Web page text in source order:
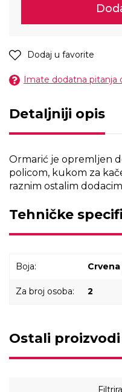
Dodaj u favorite
Imate dodatna pitanja
Detaljniji opis
Ormarić je opremljen
policom, kukom za
raznim ostalim
Tehničke
Boja:
Za broj osoba: 2
Ostali proizvodi